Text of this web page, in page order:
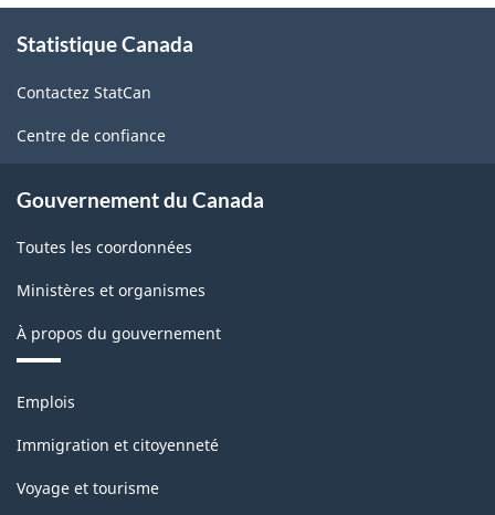
territoire
Variante
de
CGT
2016
-
Structure
de
la
classification
propos
ce
site
Statistique Canada
Contactez StatCan
Centre de confiance
Gouvernement du Canada
Toutes les coordonnées
Ministères et organismes
À propos du gouvernement
Thèmes
sujets
Emplois
Immigration et citoyenneté
Voyage et tourisme